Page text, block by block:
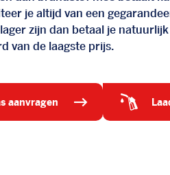
je altijd van een
zijn dan betaal je
van de laagste prijs.
aanvragen